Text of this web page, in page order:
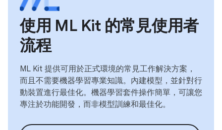
使用 ML Kit 的常見使用者
流程
ML Kit 提供可用於正式環境的常見工作解決方案，
而且不需要機器學習專業知識。內建模型，並針對行
動裝置進行最佳化。機器學習套件操作簡單，可讓您
專注於功能開發，而非模型訓練和最佳化。